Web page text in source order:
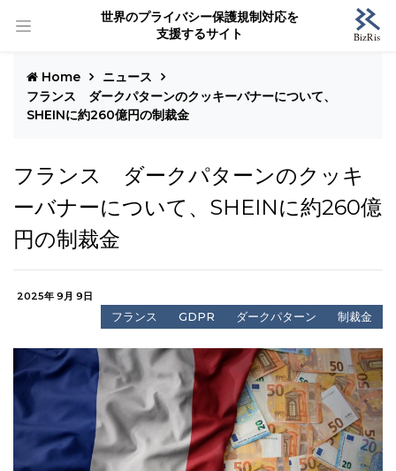
世界のプライバシー保護規制対応を
支援するサイト
Home
ニュース
フランス ダークパターンのクッキーバナーについて、
SHEINに約260億円の制裁金
フランス ダークパターンのクッキ
ーバナーについて、SHEINに約260億
円の制裁金
2025年 9月 9日
フランス GDPR ダークパターン 制裁金